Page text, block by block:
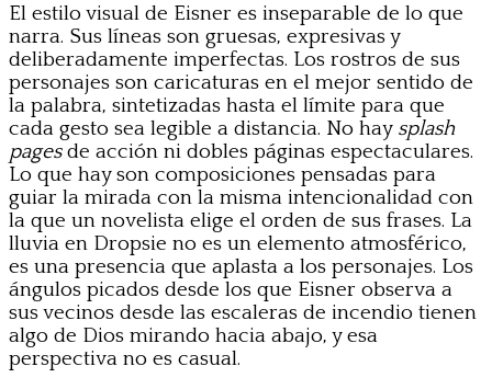
El estilo visual de Eisner es inseparable de lo que
narra. Sus líneas son gruesas, expresivas y
deliberadamente imperfectas. Los rostros de sus
personajes son caricaturas en el mejor sentido de
la palabra, sintetizadas hasta el límite para que
cada gesto sea legible a distancia. No hay splash
pagesde acción ni dobles páginas espectaculares.
Lo que hay son composiciones pensadas para
guiar la mirada con la misma intencionalidad con
la que un novelista elige el orden de sus frases. La
lluvia en Dropsie no es un elemento atmosférico,
es una presencia que aplasta a los personajes. Los
ángulos picados desde los que Eisner observa a
sus vecinos desde las escaleras de incendio tienen
algo de Dios mirando hacia abajo, y esa
perspectiva no es casual.